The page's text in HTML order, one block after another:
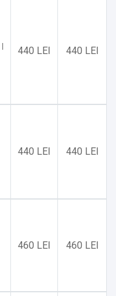
au fost și vor
în ceea ce
servicii, astfel încat
constituie doar o
40 de locuri, ideala
cursuri,
|
440 LEI 440 LEI
440 LEI 440 LEI
460 LEI 460 LEI